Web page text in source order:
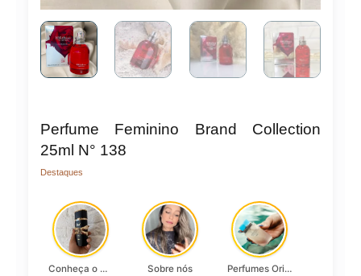
Perfume Feminino Brand Collection
25ml N° 138
Destaques
Conheça o Asad, da Lattafa… Sobre nós Perfumes Originais